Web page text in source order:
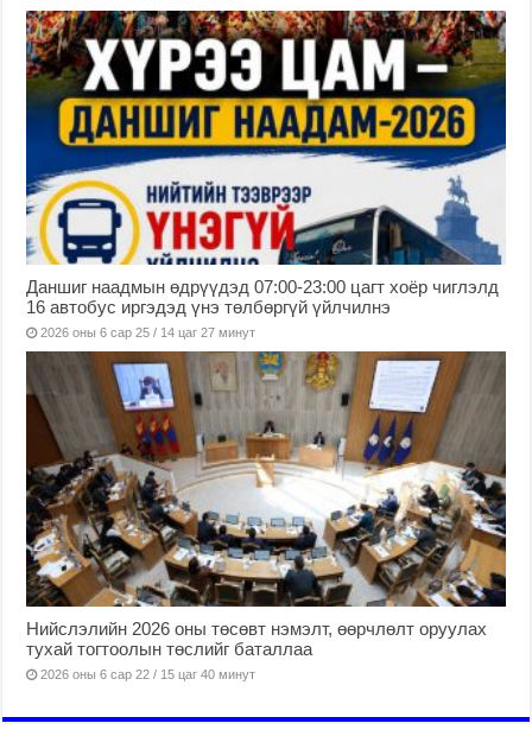
Даншиг наадмын өдрүүдэд 07:00-23:00 цагт хоёр чиглэлд
16 автобус иргэдэд үнэ төлбөргүй үйлчилнэ
2026 оны 6 сар 25 / 14 цаг 27 минут
Нийслэлийн 2026 оны төсөвт нэмэлт, өөрчлөлт оруулах
тухай тогтоолын төслийг баталлаа
2026 оны 6 сар 22 / 15 цаг 40 минут